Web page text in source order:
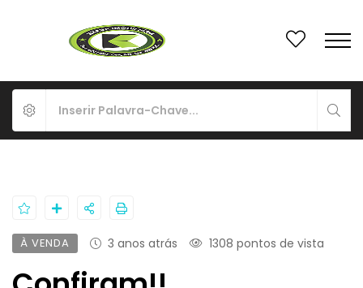
À VENDA 3 anos atrás 1308 pontos de vista